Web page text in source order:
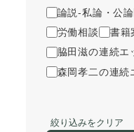
論説-私論・公論
労働相談
書籍
脇田滋の連続エ
森岡孝二の連続
絞り込みをクリア